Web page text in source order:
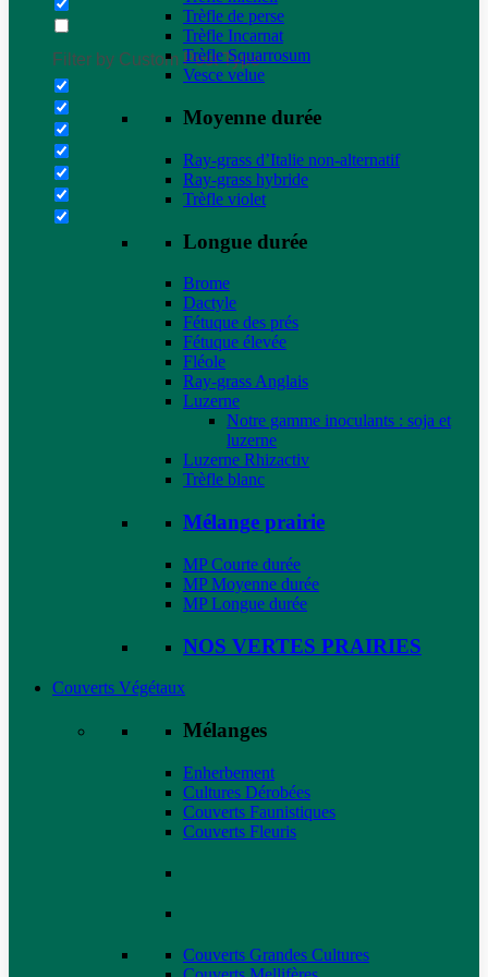
Filter by Custom Post Type
Trèfle de perse
Trèfle Incarnat
Trèfle Squarrosum
Vesce velue
Moyenne durée
Ray-grass d’Italie non-alternatif
Ray-grass hybride
Trèfle violet
Longue durée
Brome
Dactyle
Fétuque des prés
Fétuque élevée
Fléole
Ray-grass Anglais
Luzerne
Notre gamme inoculants : soja et
luzerne
Luzerne Rhizactiv
Trèfle blanc
Mélange prairie
MP Courte durée
MP Moyenne durée
MP Longue durée
NOS VERTES PRAIRIES
Couverts Végétaux
Mélanges
Enherbement
Cultures Dérobées
Couverts Faunistiques
Couverts Fleuris
Couverts Grandes Cultures